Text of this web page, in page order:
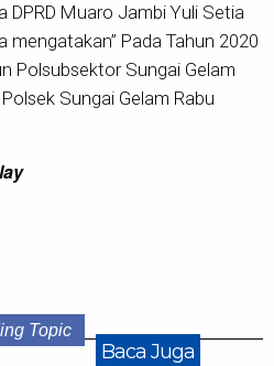
DPRD Muaro Jambi Yuli Setia
Pada Tahun 2020
Polsubsektor Sungai Gelam
Sungai Gelam Rabu
Topic
Baca Juga